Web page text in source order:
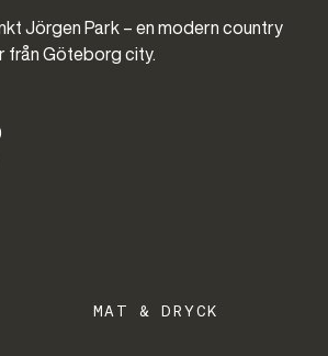
Jörgen Park – en modern country
från Göteborg city.
MAT & DRYCK